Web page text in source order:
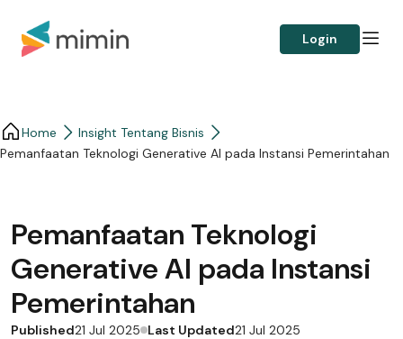
Login
Home
Insight Tentang Bisnis
Pemanfaatan Teknologi Generative AI pada Instansi Pemerintahan
Pemanfaatan Teknologi
Generative AI pada Instansi
Pemerintahan
Published21 Jul 2025 Last Updated21 Jul 2025